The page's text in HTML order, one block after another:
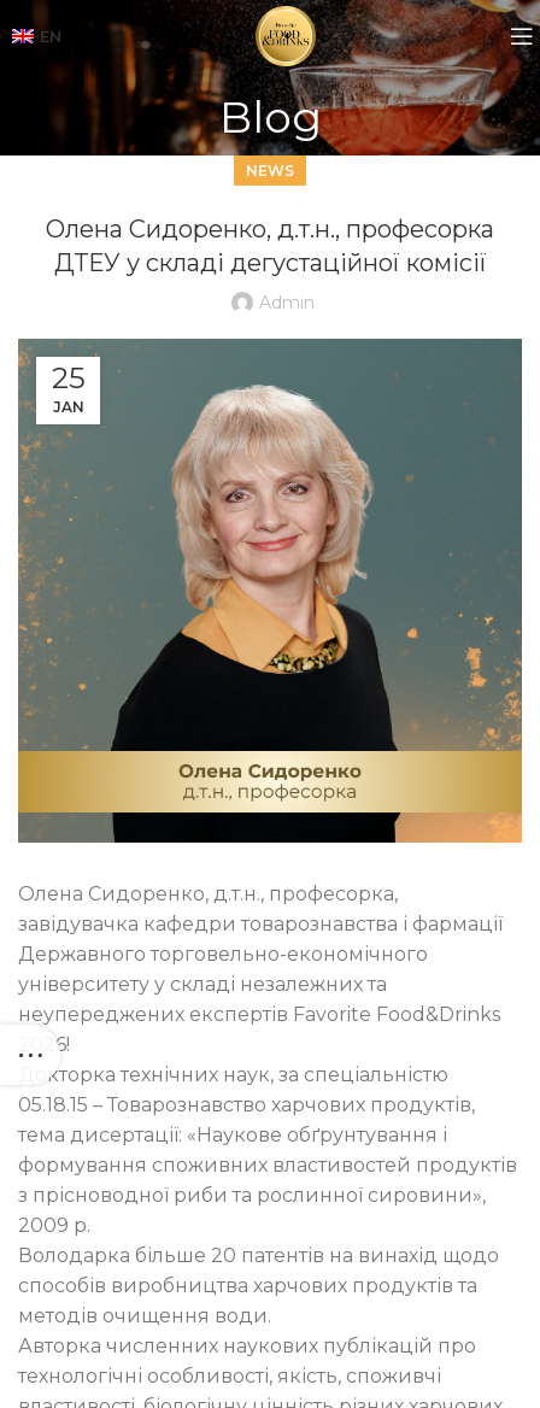
EN
Blog
NEWS
Олена Сидоренко, д.т.н., професорка
ДТЕУ у складі дегустаційної комісії
Admin
25
JAN
Олена Сидоренко, д.т.н., професорка,
завідувачка кафедри товарознавства і фармації
Державного торговельно-економічного
університету у складі незалежних та
неупереджених експертів Favorite Food&Drinks
2026!
Докторка технічних наук, за спеціальністю
05.18.15 – Товарознавство харчових продуктів,
тема дисертації: «Наукове обґрунтування і
формування споживних властивостей продуктів
з прісноводної риби та рослинної сировини»,
2009 р.
Володарка більше 20 патентів на винахід щодо
способів виробництва харчових продуктів та
методів очищення води.
Авторка численних наукових публікацій про
технологічні особливості, якість, споживчі